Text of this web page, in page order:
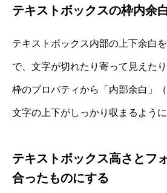
テキストボックスの枠内余
テキストボックス内部の上下余白
で、文字が切れたり寄って見えた
枠のプロパティから「内部余白」
文字の上下がしっかり収まるように
テキストボックス高さとフ
合ったものにする